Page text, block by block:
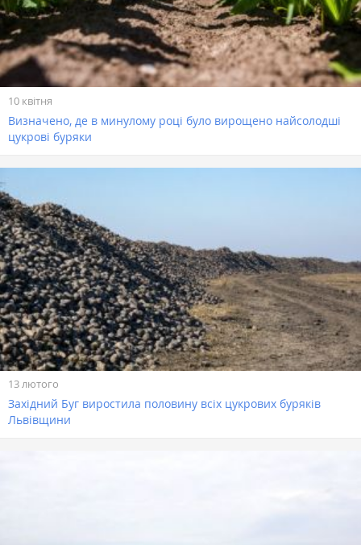
10 квітня
Визначено, де в минулому році було вирощено найсолодші
цукрові буряки
13 лютого
Західний Буг виростила половину всіх цукрових буряків
Львівщини